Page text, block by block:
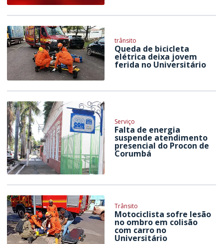
trânsito
Queda de bicicleta
elétrica deixa jovem
ferida no Universitário
Serviço
Falta de energia
suspende atendimento
presencial do Procon de
Corumbá
Trânsito
Motociclista sofre lesão
no ombro em colisão
com carro no
Universitário